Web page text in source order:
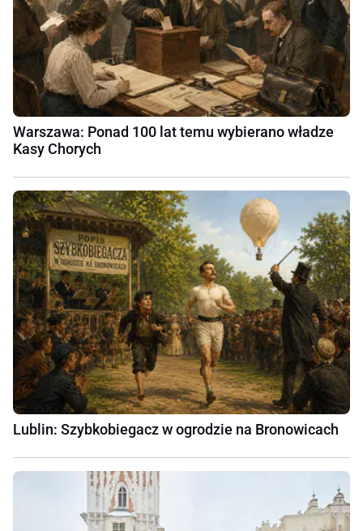
Warszawa: Ponad 100 lat temu wybierano władze
Kasy Chorych
Lublin: Szybkobiegacz w ogrodzie na Bronowicach